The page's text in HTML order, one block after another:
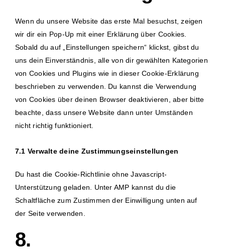
Wenn du unsere Website das erste Mal besuchst, zeigen
wir dir ein Pop-Up mit einer Erklärung über Cookies.
Sobald du auf „Einstellungen speichern“ klickst, gibst du
uns dein Einverständnis, alle von dir gewählten Kategorien
von Cookies und Plugins wie in dieser Cookie-Erklärung
beschrieben zu verwenden. Du kannst die Verwendung
von Cookies über deinen Browser deaktivieren, aber bitte
beachte, dass unsere Website dann unter Umständen
nicht richtig funktioniert.
7.1 Verwalte deine Zustimmungseinstellungen
Du hast die Cookie-Richtlinie ohne Javascript-
Unterstützung geladen. Unter AMP kannst du die
Schaltfläche zum Zustimmen der Einwilligung unten auf
der Seite verwenden.
8.